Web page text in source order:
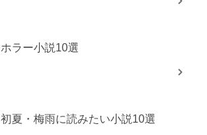
ホラー小説10選
初夏・梅雨に読みたい小説10選